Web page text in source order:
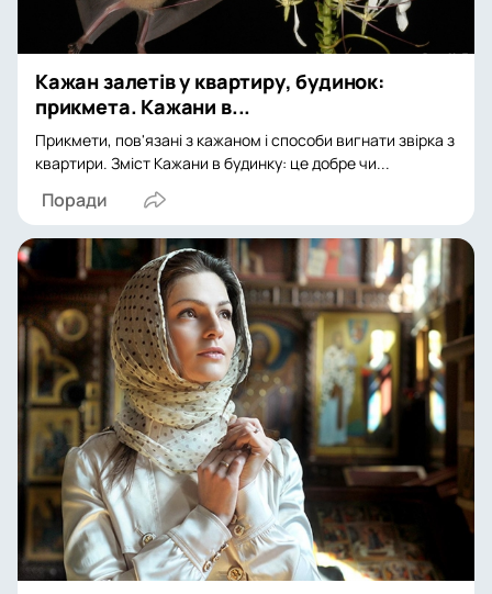
Кажан залетів у квартиру, будинок:
прикмета. Кажани в...
Прикмети, пов'язані з кажаном і способи вигнати звірка з
квартири. Зміст Кажани в будинку: це добре чи...
Поради